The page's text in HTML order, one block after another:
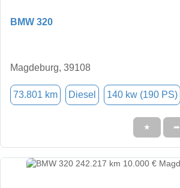
BMW 320
Magdeburg, 39108
73.801 km Diesel 140 kw (190 PS)
★ ➦